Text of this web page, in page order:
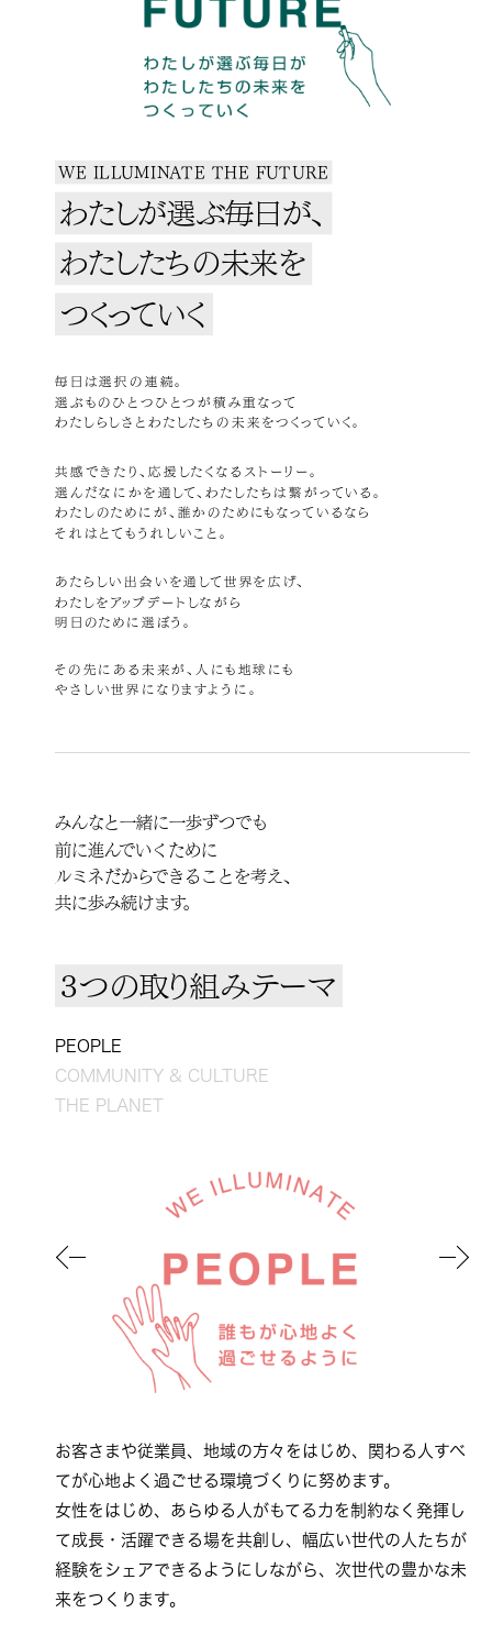
WE ILLUMINATE THE FUTURE
わたしが選ぶ毎日が、
わたしたちの未来を
つくっていく
毎日は選択の連続。
選ぶものひとつひとつが積み重なって
わたしらしさとわたしたちの未来をつくっていく。
共感できたり、応援したくなるストーリー。
選んだなにかを通して、わたしたちは繋がっている。
わたしのためにが、誰かのためにもなっているなら
それはとてもうれしいこと。
あたらしい出会いを通して世界を広げ、
わたしをアップデートしながら
明日のために選ぼう。
その先にある未来が、人にも地球にも
やさしい世界になりますように。
みんなと一緒に一歩ずつでも
前に進んでいくために
ルミネだからできることを考え、
共に歩み続けます。
3つの取り組みテーマ
PEOPLE
COMMUNITY & CULTURE
THE PLANET
お客さまや従業員、地域の方々をはじめ、関わる人すべ
てが心地よく過ごせる環境づくりに努めます。
女性をはじめ、あらゆる人がもてる力を制約なく発揮し
て成長・活躍できる場を共創し、幅広い世代の人たちが
経験をシェアできるようにしながら、次世代の豊かな未
来をつくります。